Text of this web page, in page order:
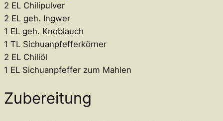
2 EL Chilipulver
2 EL geh. Ingwer
1 EL geh. Knoblauch
1 TL Sichuanpfefferkörner
2 EL Chiliöl
1 EL Sichuanpfeffer zum Mahlen
Zubereitung